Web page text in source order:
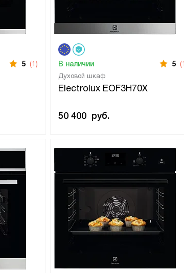
5 (1)
Духовой шкаф
Electrolux EOF3H70X
В наличии 5
50 400 руб.